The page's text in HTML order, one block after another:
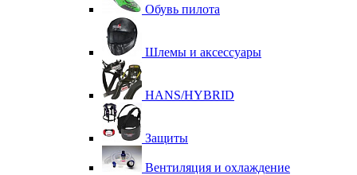
Обувь пилота
Шлемы и аксессуары
HANS/HYBRID
Защиты
Вентиляция и охлаждение